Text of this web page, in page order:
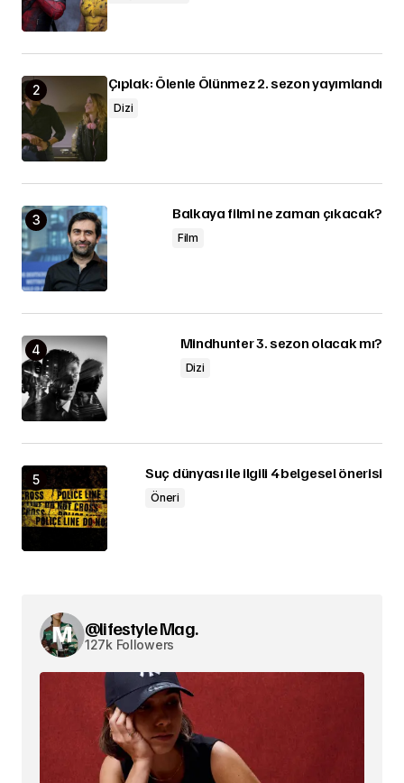
Çıplak: Ölenle Ölünmez 2. sezon yayımlandı
Dizi
Balkaya filmi ne zaman çıkacak?
Film
Mindhunter 3. sezon olacak mı?
Dizi
Suç dünyası ile ilgili 4 belgesel önerisi
Öneri
@lifestyle Mag.
127k Followers